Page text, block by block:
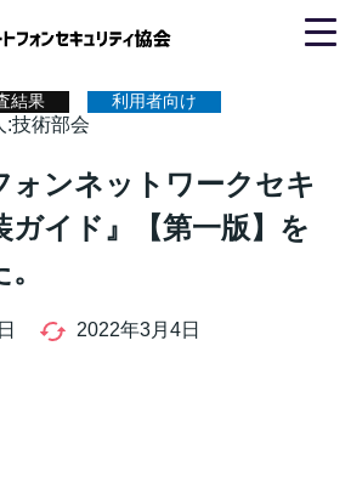
調査結果
結果 利用者向け
:技術部会
ォンネットワークセキ
ガイド』【第一版】を
2022年3月4日